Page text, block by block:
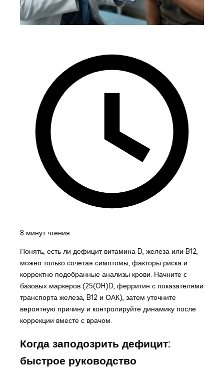
8 минут чтения
Понять, есть ли дефицит витамина D, железа или B12,
можно только сочетая симптомы, факторы риска и
корректно подобранные анализы крови. Начните с
базовых маркеров (25(OH)D, ферритин с показателями
транспорта железа, B12 и ОАК), затем уточните
вероятную причину и контролируйте динамику после
коррекции вместе с врачом.
Когда заподозрить дефицит:
быстрое руководство